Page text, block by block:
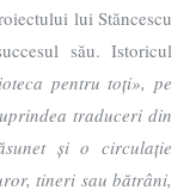
lui Stăncescu
său. Istoricul
pentru toți», pe
traduceri din
și o circulație
tineri sau bătrâni,